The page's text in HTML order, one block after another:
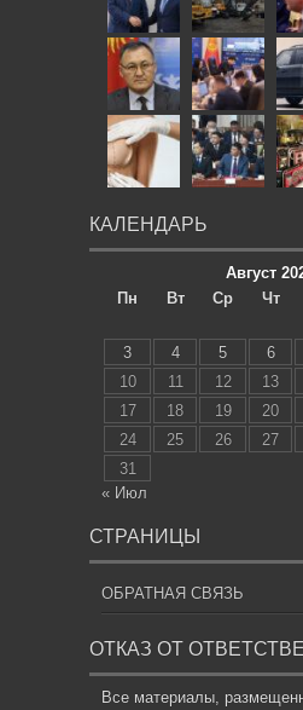
КАЛЕНДАРЬ
Август
Пн
Вт Ср Чт
3
4 5 6
10
11 12 13
17
18 19 20
24
25 26 27
31
« Июл
СТРАНИЦЫ
ОБРАТНАЯ СВЯЗЬ
ОТКАЗ ОТ
Все материалы,